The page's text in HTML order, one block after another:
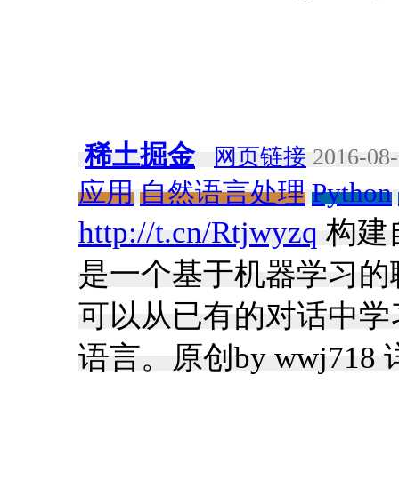
稀土掘金 网页链接 2016-
应用 自然语言处理 Python
http://t.cn/Rtjwyzq 构建
是一个基于机器学习
可以从已有的对话中
语言。原创by wwj718